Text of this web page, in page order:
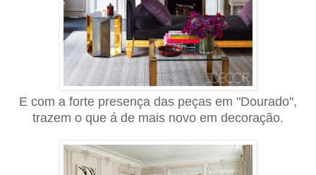
E com a forte presença das peças em "Dourado",
trazem o que á de mais novo em decoração.